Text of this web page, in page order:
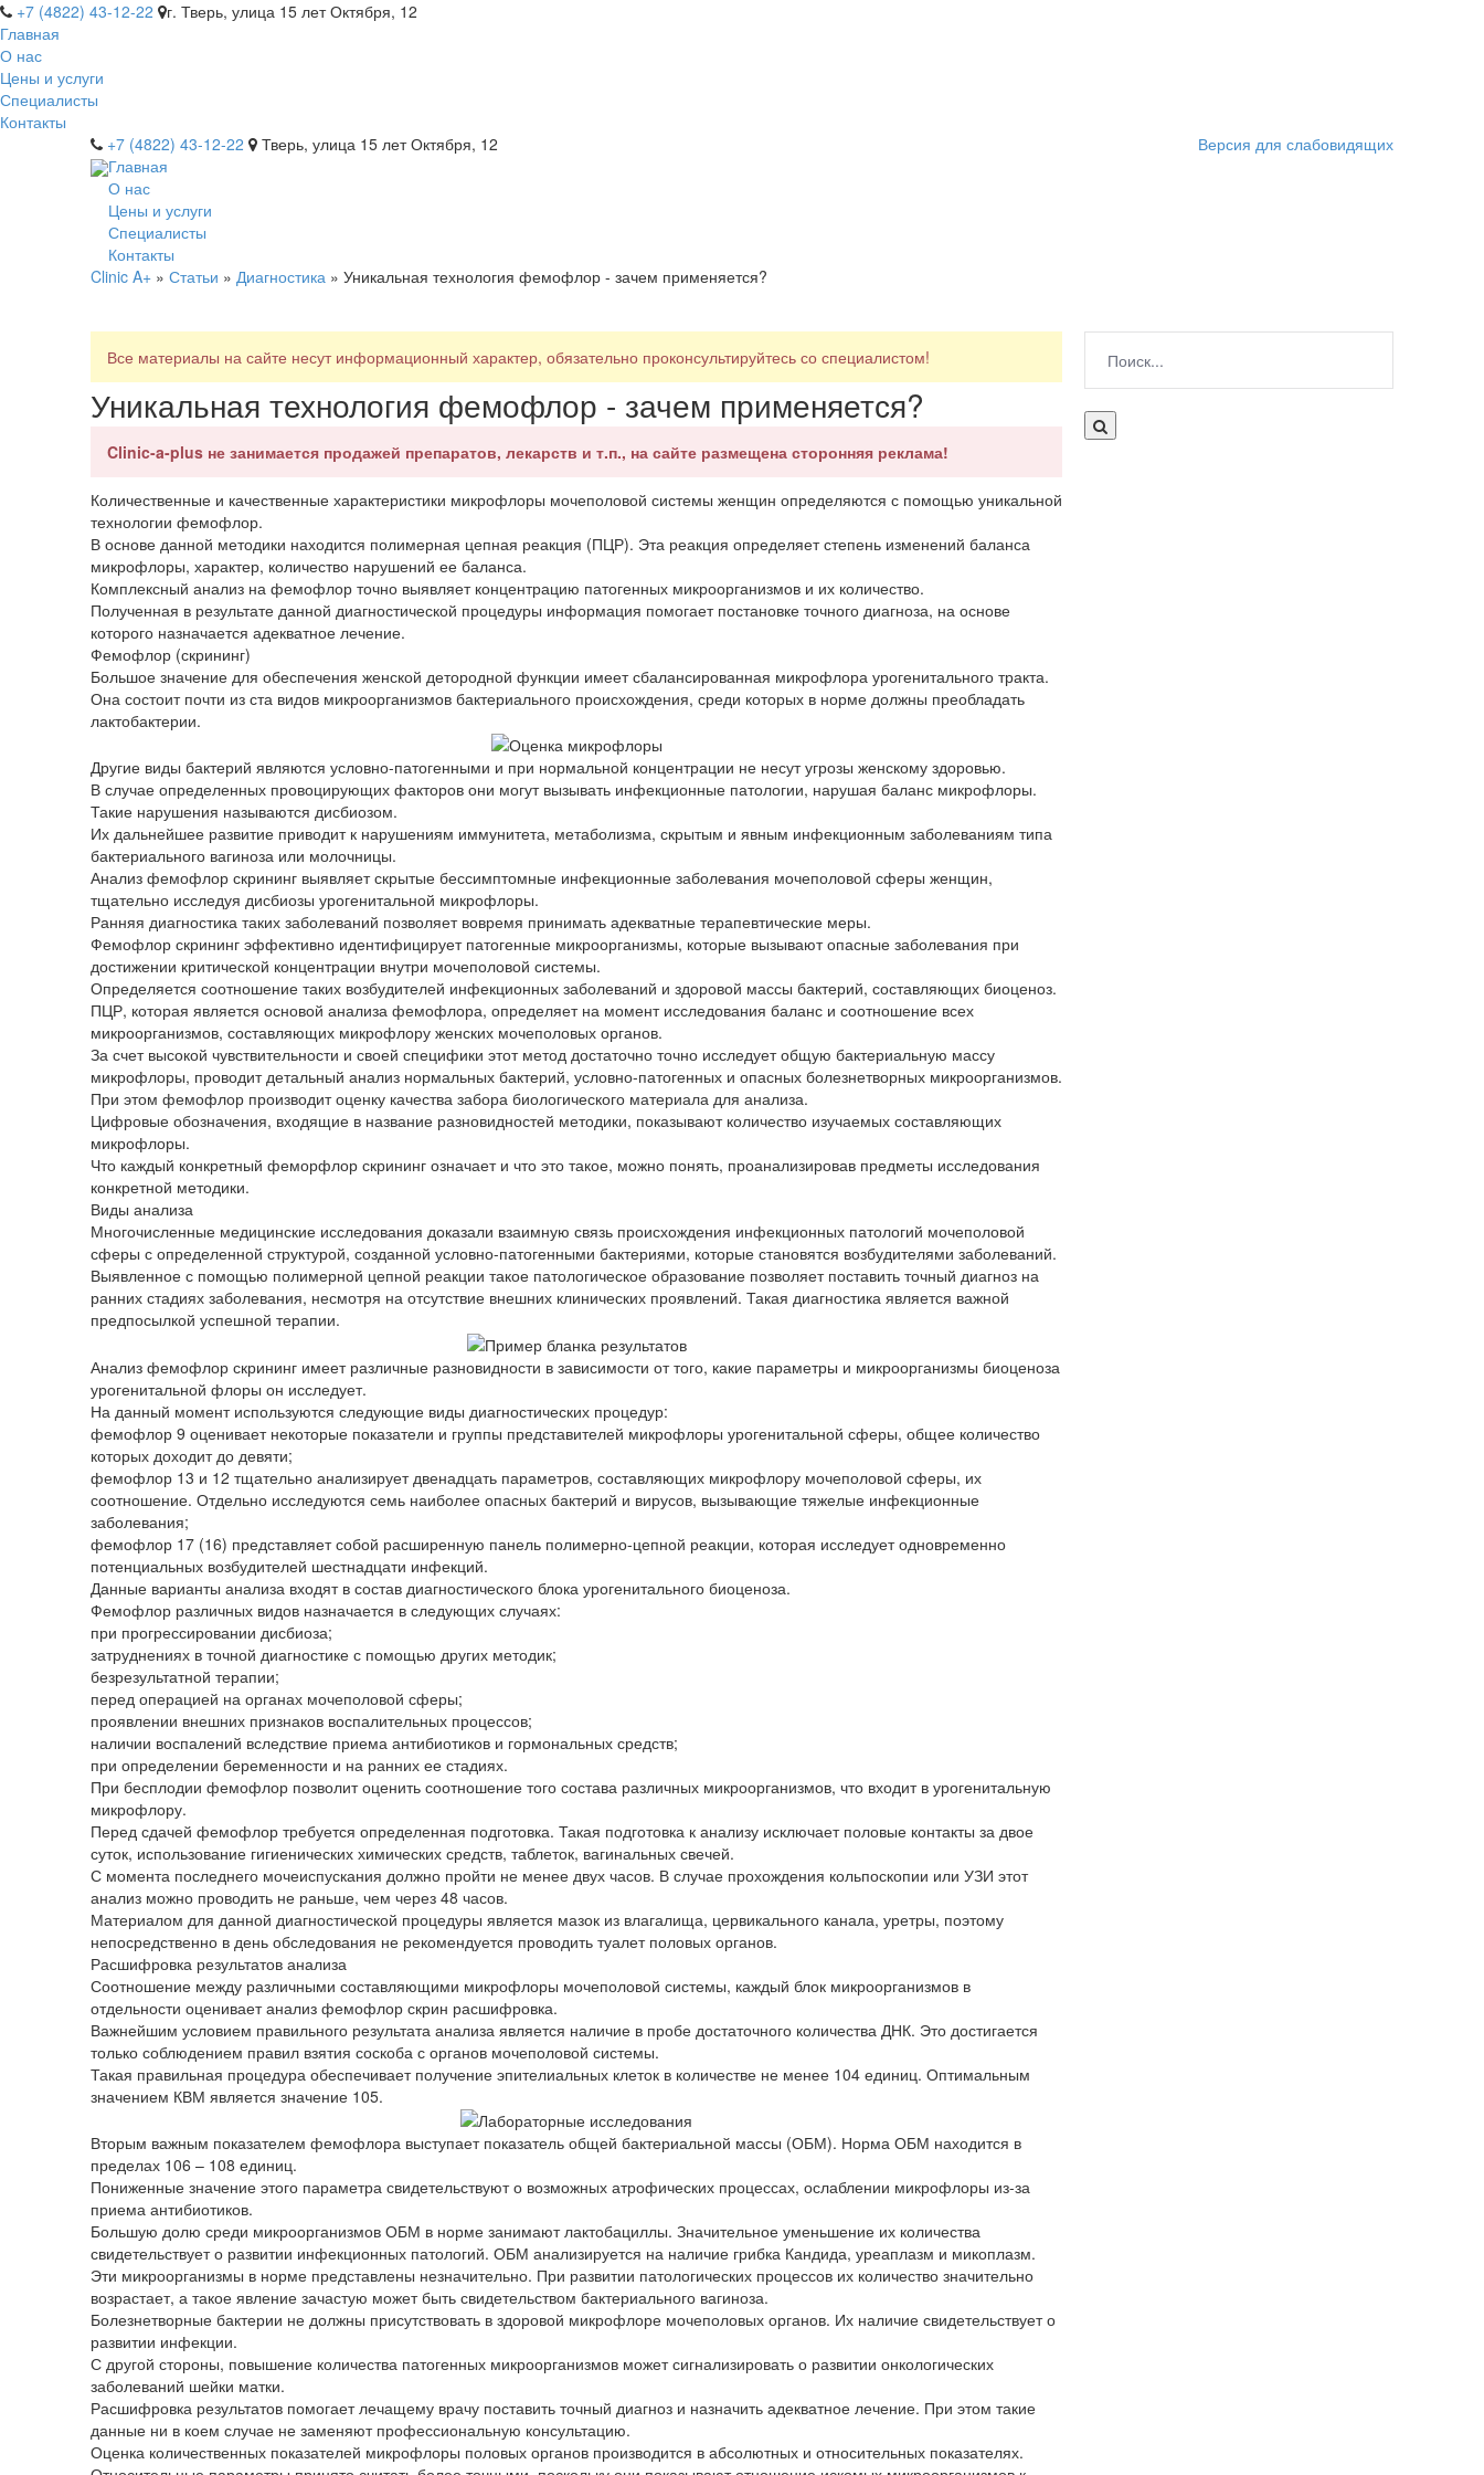
+7 (4822) 43-12-22
г. Тверь, улица 15 лет Октября, 12
Главная
О нас
Цены и услуги
Специалисты
Контакты
+7 (4822) 43-12-22
Тверь, улица 15 лет Октября, 12
Версия для слабовидящих
Главная
О нас
Цены и услуги
Специалисты
Контакты
Clinic A+ » Статьи » Диагностика » Уникальная технология фемофлор - зачем применяется?
Все материалы на сайте несут информационный характер, обязательно проконсультируйтесь со специалистом!
Уникальная технология фемофлор - зачем применяется?
Clinic-a-plus не занимается продажей препаратов, лекарств и т.п., на сайте размещена сторонняя реклама!
Количественные и качественные характеристики микрофлоры мочеполовой системы женщин определяются с помощью уникальной
технологии фемофлор.
В основе данной методики находится полимерная цепная реакция (ПЦР). Эта реакция определяет степень изменений баланса
микрофлоры, характер, количество нарушений ее баланса.
Комплексный анализ на фемофлор точно выявляет концентрацию патогенных микроорганизмов и их количество.
Полученная в результате данной диагностической процедуры информация помогает постановке точного диагноза, на основе
которого назначается адекватное лечение.
Фемофлор (скрининг)
Большое значение для обеспечения женской детородной функции имеет сбалансированная микрофлора урогенитального тракта.
Она состоит почти из ста видов микроорганизмов бактериального происхождения, среди которых в норме должны преобладать
лактобактерии.
Другие виды бактерий являются условно-патогенными и при нормальной концентрации не несут угрозы женскому здоровью.
В случае определенных провоцирующих факторов они могут вызывать инфекционные патологии, нарушая баланс микрофлоры.
Такие нарушения называются дисбиозом.
Их дальнейшее развитие приводит к нарушениям иммунитета, метаболизма, скрытым и явным инфекционным заболеваниям типа
бактериального вагиноза или молочницы.
Анализ фемофлор скрининг выявляет скрытые бессимптомные инфекционные заболевания мочеполовой сферы женщин,
тщательно исследуя дисбиозы урогенитальной микрофлоры.
Ранняя диагностика таких заболеваний позволяет вовремя принимать адекватные терапевтические меры.
Фемофлор скрининг эффективно идентифицирует патогенные микроорганизмы, которые вызывают опасные заболевания при
достижении критической концентрации внутри мочеполовой системы.
Определяется соотношение таких возбудителей инфекционных заболеваний и здоровой массы бактерий, составляющих биоценоз.
ПЦР, которая является основой анализа фемофлора, определяет на момент исследования баланс и соотношение всех
микроорганизмов, составляющих микрофлору женских мочеполовых органов.
За счет высокой чувствительности и своей специфики этот метод достаточно точно исследует общую бактериальную массу
микрофлоры, проводит детальный анализ нормальных бактерий, условно-патогенных и опасных болезнетворных микроорганизмов.
При этом фемофлор производит оценку качества забора биологического материала для анализа.
Цифровые обозначения, входящие в название разновидностей методики, показывают количество изучаемых составляющих
микрофлоры.
Что каждый конкретный феморфлор скрининг означает и что это такое, можно понять, проанализировав предметы исследования
конкретной методики.
Виды анализа
Многочисленные медицинские исследования доказали взаимную связь происхождения инфекционных патологий мочеполовой
сферы с определенной структурой, созданной условно-патогенными бактериями, которые становятся возбудителями заболеваний.
Выявленное с помощью полимерной цепной реакции такое патологическое образование позволяет поставить точный диагноз на
ранних стадиях заболевания, несмотря на отсутствие внешних клинических проявлений. Такая диагностика является важной
предпосылкой успешной терапии.
Анализ фемофлор скрининг имеет различные разновидности в зависимости от того, какие параметры и микроорганизмы биоценоза
урогенитальной флоры он исследует.
На данный момент используются следующие виды диагностических процедур:
фемофлор 9 оценивает некоторые показатели и группы представителей микрофлоры урогенитальной сферы, общее количество
которых доходит до девяти;
фемофлор 13 и 12 тщательно анализирует двенадцать параметров, составляющих микрофлору мочеполовой сферы, их
соотношение. Отдельно исследуются семь наиболее опасных бактерий и вирусов, вызывающие тяжелые инфекционные
заболевания;
фемофлор 17 (16) представляет собой расширенную панель полимерно-цепной реакции, которая исследует одновременно
потенциальных возбудителей шестнадцати инфекций.
Данные варианты анализа входят в состав диагностического блока урогенитального биоценоза.
Фемофлор различных видов назначается в следующих случаях:
при прогрессировании дисбиоза;
затруднениях в точной диагностике с помощью других методик;
безрезультатной терапии;
перед операцией на органах мочеполовой сферы;
проявлении внешних признаков воспалительных процессов;
наличии воспалений вследствие приема антибиотиков и гормональных средств;
при определении беременности и на ранних ее стадиях.
При бесплодии фемофлор позволит оценить соотношение того состава различных микроорганизмов, что входит в урогенитальную
микрофлору.
Перед сдачей фемофлор требуется определенная подготовка. Такая подготовка к анализу исключает половые контакты за двое
суток, использование гигиенических химических средств, таблеток, вагинальных свечей.
С момента последнего мочеиспускания должно пройти не менее двух часов. В случае прохождения кольпоскопии или УЗИ этот
анализ можно проводить не раньше, чем через 48 часов.
Материалом для данной диагностической процедуры является мазок из влагалища, цервикального канала, уретры, поэтому
непосредственно в день обследования не рекомендуется проводить туалет половых органов.
Расшифровка результатов анализа
Соотношение между различными составляющими микрофлоры мочеполовой системы, каждый блок микроорганизмов в
отдельности оценивает анализ фемофлор скрин расшифровка.
Важнейшим условием правильного результата анализа является наличие в пробе достаточного количества ДНК. Это достигается
только соблюдением правил взятия соскоба с органов мочеполовой системы.
Такая правильная процедура обеспечивает получение эпителиальных клеток в количестве не менее 104 единиц. Оптимальным
значением КВМ является значение 105.
Вторым важным показателем фемофлора выступает показатель общей бактериальной массы (ОБМ). Норма ОБМ находится в
пределах 106 – 108 единиц.
Пониженные значение этого параметра свидетельствуют о возможных атрофических процессах, ослаблении микрофлоры из-за
приема антибиотиков.
Большую долю среди микроорганизмов ОБМ в норме занимают лактобациллы. Значительное уменьшение их количества
свидетельствует о развитии инфекционных патологий. ОБМ анализируется на наличие грибка Кандида, уреаплазм и микоплазм.
Эти микроорганизмы в норме представлены незначительно. При развитии патологических процессов их количество значительно
возрастает, а такое явление зачастую может быть свидетельством бактериального вагиноза.
Болезнетворные бактерии не должны присутствовать в здоровой микрофлоре мочеполовых органов. Их наличие свидетельствует о
развитии инфекции.
С другой стороны, повышение количества патогенных микроорганизмов может сигнализировать о развитии онкологических
заболеваний шейки матки.
Расшифровка результатов помогает лечащему врачу поставить точный диагноз и назначить адекватное лечение. При этом такие
данные ни в коем случае не заменяют профессиональную консультацию.
Оценка количественных показателей микрофлоры половых органов производится в абсолютных и относительных показателях.